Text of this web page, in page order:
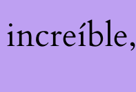
increíble,